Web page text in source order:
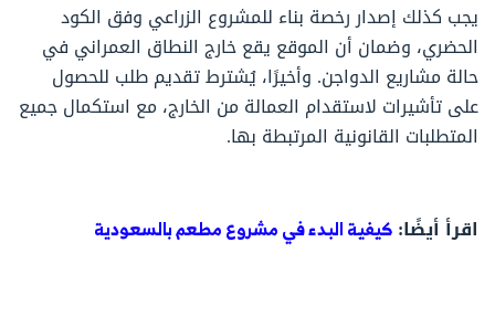
يجب كذلك إصدار رخصة بناء للمشروع الزراعي وفق الكود
الحضري، وضمان أن الموقع يقع خارج النطاق العمراني في
حالة مشاريع الدواجن. وأخيرًا، يُشترط تقديم طلب للحصول
على تأشيرات لاستقدام العمالة من الخارج، مع استكمال جميع
المتطلبات القانونية المرتبطة بها.
اقرأ أيضًا: كيفية البدء في مشروع مطعم بالسعودية